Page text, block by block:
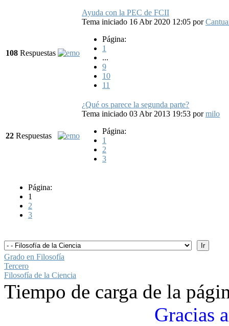
108 Respuestas
Ayuda con la PEC de FCII
Tema iniciado 16 Abr 2020 12:05 por
Página:
1
...
9
10
11
22 Respuestas
¿Qué os parece la segunda parte?
Tema iniciado 03 Abr 2013 19:53 pormilo
Página:
1
2
3
Página:
1
2
3
Grado en Filosofía
Tercero
Filosofía de la Ciencia
Tiempo de carga de la
Gracias a